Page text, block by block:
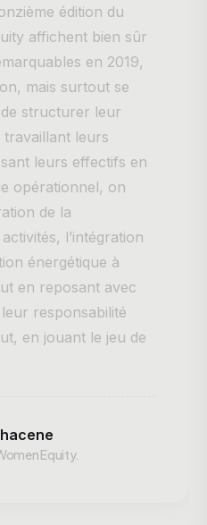
édition du
affichent bien sûr
en 2019,
mais surtout se
structurer leur
leurs
leurs effectifs en
opérationnel, on
de la
l’intégration
énergétique à
en reposant avec
responsabilité
en jouant le jeu de
Equity.